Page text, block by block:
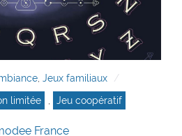
, Jeux familiaux
limitée , Jeu coopératif
France